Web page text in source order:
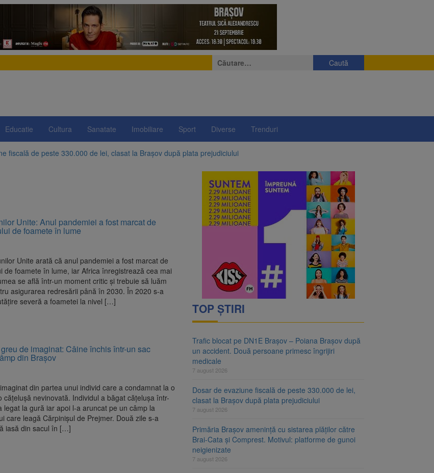
Caută
după:
Educatie Cultura Sanatate Imobiliare Sport Diverse Trenduri
fiscală de peste 330.000 de lei, clasat la Brașov după plata prejudiciului
amenință cu sistarea plăților către Brai-Cata și Comprest. Motivul: platforme de gunoi
de pe Tâmpa intră în renovare. Contract de peste 1 milion de lei și termen de trei
mari parcuri ale Brașovului va fi amenajat în Bartolomeu-Avantgarden. Contractul a
Brașov – Poiana Brașov după un accident. Două persoane primesc îngrijiri
Unite: Anul pandemiei a fost marcat de
de foamete în lume
Unite arată că anul pandemiei a fost marcat de
de foamete în lume, iar Africa înregistrează cea mai
se află într-un moment critic şi trebuie să luăm
asigurarea redresării până în 2030. În 2020 s-a
severă a foametei la nivel […]
de imaginat: Câine închis într-un sac
din Brașov
din partea unui individ care a condamnat la o
cățelușă nevinovată. Individul a băgat cățelușa într-
legat la gură iar apoi l-a aruncat pe un câmp la
care leagă Cărpinișul de Prejmer. Două zile s-a
iasă din sacul în […]
TOP ȘTIRI
Trafic blocat pe DN1E Brașov – Poiana Brașov după
un accident. Două persoane primesc îngrijiri
medicale
7 august 2026
Dosar de evaziune fiscală de peste 330.000 de lei,
clasat la Brașov după plata prejudiciului
7 august 2026
Primăria Brașov amenință cu sistarea plăților către
Brai-Cata și Comprest. Motivul: platforme de gunoi
neigienizate
7 august 2026